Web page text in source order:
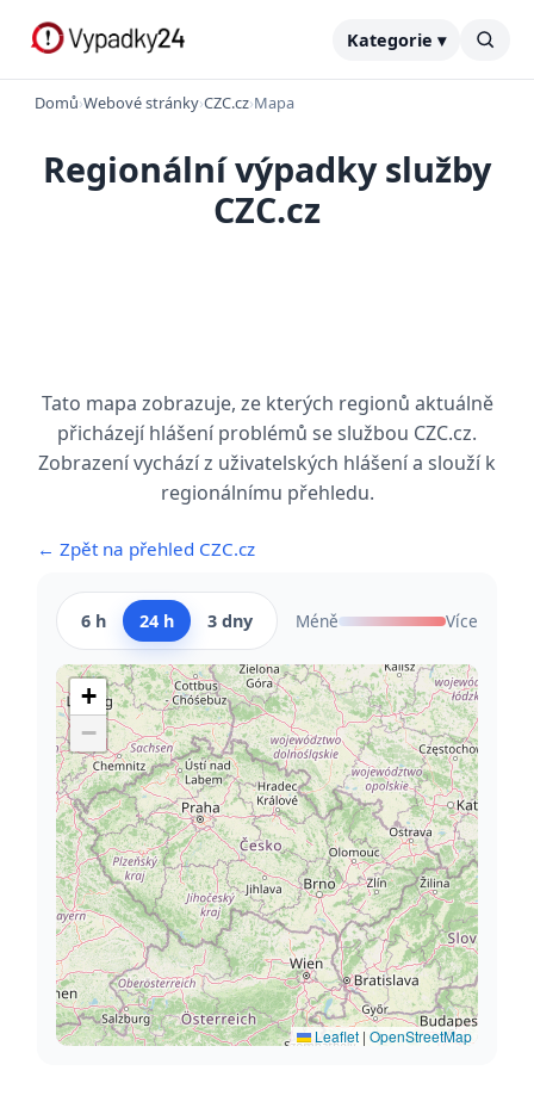
Kategorie ▾
Domů›Webové stránky›CZC.cz›Mapa
Regionální výpadky služby
CZC.cz
Tato mapa zobrazuje, ze kterých regionů aktuálně
přicházejí hlášení problémů se službou CZC.cz.
Zobrazení vychází z uživatelských hlášení a slouží k
regionálnímu přehledu.
← Zpět na přehled CZC.cz
6 h 24 h 3 dny Méně Více
+
−
Leaflet | OpenStreetMap